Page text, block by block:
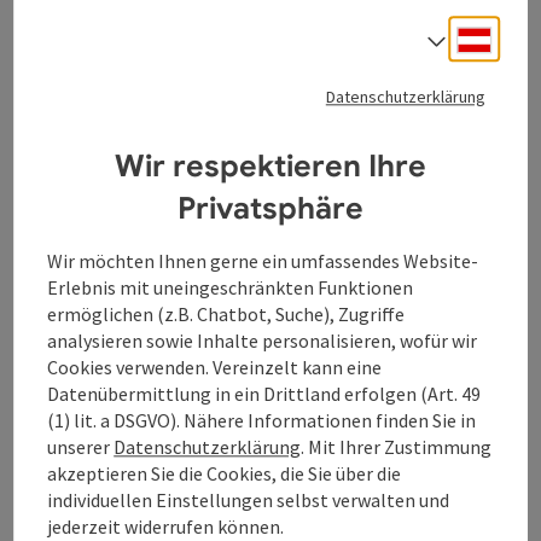
zwischen den steilen Abhängen und Felsen unterhalb der
Beitrag merken: Natura 2000 Gebiet "Oberes
Natura 2000 Gebiet "Oberes
Donautal"
Life Projekt Donauleiten, Naturschutzgebiet Steiner
Felsen und Schloss Neuhaus.
Engelhartszell
Öffnungszeiten
MOMontag geöffnet
DIDienstag geöffnet
MIMittwoch geöffnet
DODonnerstag geöffnet
FRFreitag geöffnet
SASamstag geöffnet
SOSonntag geöffnet
FEFeiertag geöffnet
Datenschutzerklärung
Wir respektieren Ihre
Privatsphäre
Wir möchten Ihnen gerne ein umfassendes Website-
Erlebnis mit uneingeschränkten Funktionen
ermöglichen (z.B. Chatbot, Suche), Zugriffe
analysieren sowie Inhalte personalisieren, wofür wir
Cookies verwenden. Vereinzelt kann eine
Datenübermittlung in ein Drittland erfolgen (Art. 49
(1) lit. a DSGVO). Nähere Informationen finden Sie in
unserer Datenschutzerklärung. Mit Ihrer Zustimmung
akzeptieren Sie die Cookies, die Sie über die
individuellen Einstellungen selbst verwalten und
jederzeit widerrufen können.